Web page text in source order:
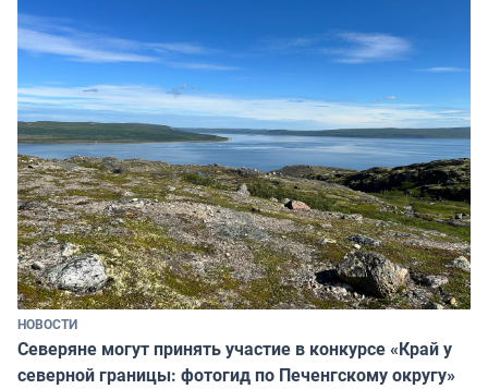
НОВОСТИ
Северяне могут принять участие в конкурсе «Край у
северной границы: фотогид по Печенгскому округу»